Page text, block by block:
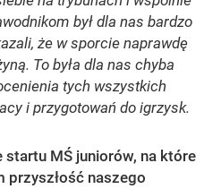
był dla nas bardzo
że w sporcie naprawdę
To była dla nas chyba
tych wszystkich
i przygotowań do igrzysk.
MŚ juniorów, na które
przyszłość naszego